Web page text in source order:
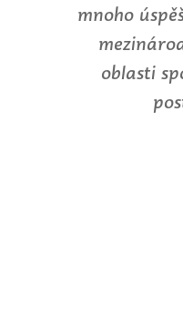
mnoho
oblasti